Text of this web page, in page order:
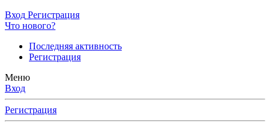
Вход Регистрация
Что нового?
Последняя активность
Регистрация
Меню
Вход
Регистрация